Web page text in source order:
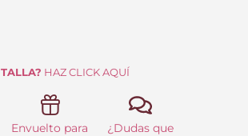
HAZ CLICK AQUÍ
Envuelto para
¿Dudas que